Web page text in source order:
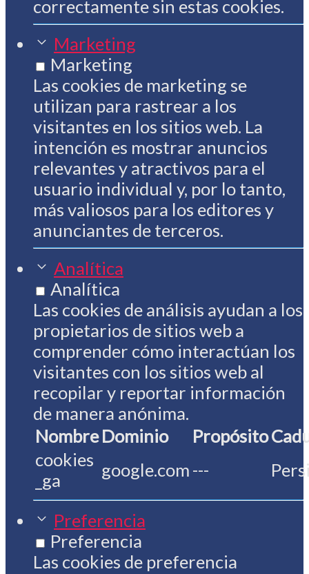
correctamente sin estas cookies.
Marketing
Marketing
Las cookies de marketing se
utilizan para rastrear a los
visitantes en los sitios web. La
intención es mostrar anuncios
relevantes y atractivos para el
usuario individual y, por lo tanto,
más valiosos para los editores y
anunciantes de terceros.
Analítica
Analítica
Las cookies de análisis ayudan a los
propietarios de sitios web a
comprender cómo interactúan los
visitantes con los sitios web al
recopilar y reportar información
de manera anónima.
Nombre Dominio Propósito
cookies
_ga
google.com ---
Preferencia
Preferencia
Las cookies de preferencia